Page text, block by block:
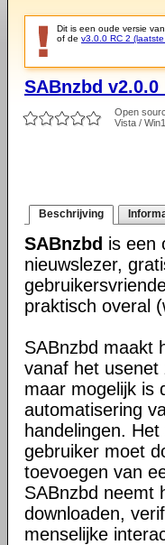
Dit is een oude versie
of de v3.0.0 RC 2
SABnzbd v2.0.0
Open
Vista /
Beschrijving
SABnzbd is een
nieuwslezer,
praktisch overal
SABnzbd maakt
vanaf het usenet
maar mogelijk is
automatisering
handelingen.
gebruiker moet
toevoegen van
SABnzbd neemt
downloaden,
menselijke